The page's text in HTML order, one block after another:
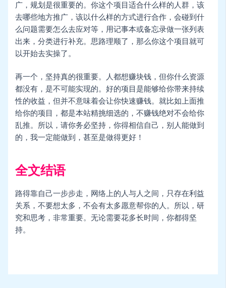
广，规划是很重要的。你这个项目适合什么样的人群，该
去哪些地方推广，该以什么样的方式进行合作，会碰到什
么问题需要怎么去应对等，用记事本或备忘录做一张列表
出来，分类进行补充。思路理顺了，那么你这个项目就可
以开始去实操了。
再一个，坚持真的很重要。人都想赚块钱，但你什么资源
都没有，是不可能实现的。好的项目是能够给你带来持续
性的收益，但并不意味着会让你快速赚钱。就比如上面推
给你的项目，都是本站精挑细选的，不赚钱绝对不会给你
乱推。所以，请你务必坚持，你得相信自己，别人能做到
的，我一定能做到，甚至是做得更好！
全文结语
路得靠自己一步步走，网络上的人与人之间，只存在利益
关系，不要想太多，不会有太多愿意帮你的人。所以，研
究和思考，非常重要。无论需要花多长时间，你都得坚
持。